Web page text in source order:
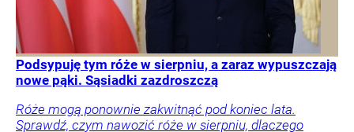
Podsypuję tym róże w sierpniu, a zaraz wypuszczają
nowe pąki. Sąsiadki zazdroszczą
Róże mogą ponownie zakwitnąć pod koniec lata.
Sprawdź, czym nawozić róże w sierpniu, dlaczego